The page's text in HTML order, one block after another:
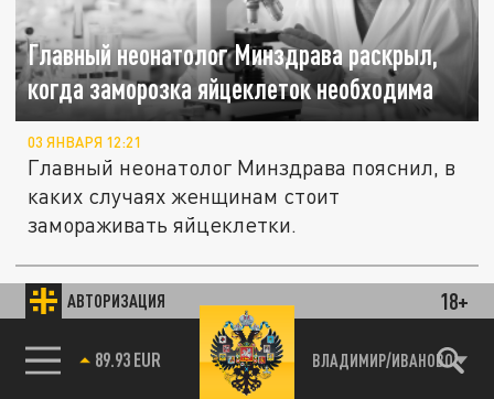
АВТОРИЗАЦИЯ 18+
85.64 BRENT ВЛАДИМИР/ИВАНОВО
Главный неонатолог Минздрава раскрыл,
когда заморозка яйцеклеток необходима
03 ЯНВАРЯ 12:21
Главный неонатолог Минздрава пояснил, в
каких случаях женщинам стоит
замораживать яйцеклетки.
ОБЩЕСТВО